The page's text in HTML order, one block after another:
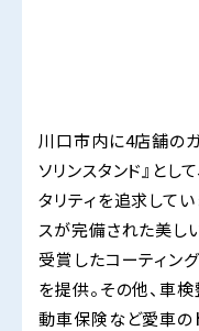
川口市内に4店舗のガ
ソリンスタンド』と
タリティを追求して
スが完備された美し
受賞したコーティン
を提供。その他、車
動車保険など愛車の